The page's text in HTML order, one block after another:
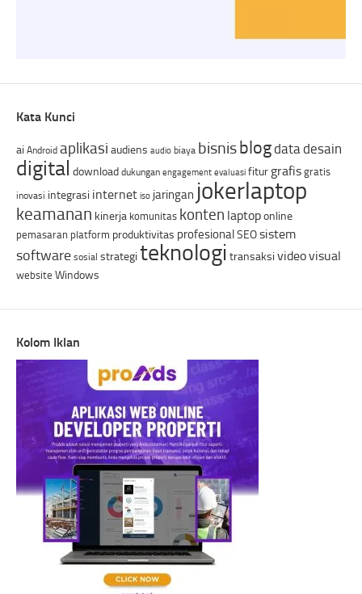
Kata Kunci
ai Android aplikasi audiens audio biaya bisnisblogdatadesain
digital download dukungan engagement evaluasi fitur grafis gratis
inovasi integrasi internet iso jaringan jokerlaptop
keamanan kinerja komunitas konten laptoponline
pemasaran platform produktivitas profesionalSEOsistem
software sosial strategi teknologi transaksi videovisual
website Windows
Kolom Iklan